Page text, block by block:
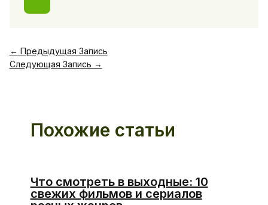
← Предыдущая Запись
Следующая Запись →
Похожие статьи
Что смотреть в выходные: 10
свежих фильмов и сериалов